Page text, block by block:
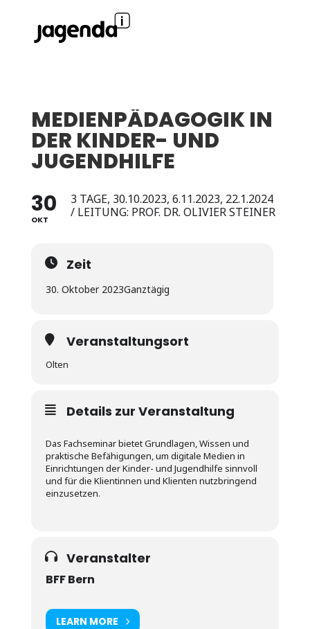
MEDIENPÄDAGOGIK IN
DER KINDER- UND
JUGENDHILFE
30
OKT
3 TAGE, 30.10.2023, 6.11.2023, 22.1.2024
/ LEITUNG: PROF. DR. OLIVIER STEINER
Zeit
30. Oktober 2023Ganztägig
Veranstaltungsort
Olten
Details zur Veranstaltung
Das Fachseminar bietet Grundlagen, Wissen und
praktische Befähigungen, um digitale Medien in
Einrichtungen der Kinder- und Jugendhilfe sinnvoll
und für die Klientinnen und Klienten nutzbringend
einzusetzen.
Veranstalter
BFF Bern
LEARN MORE